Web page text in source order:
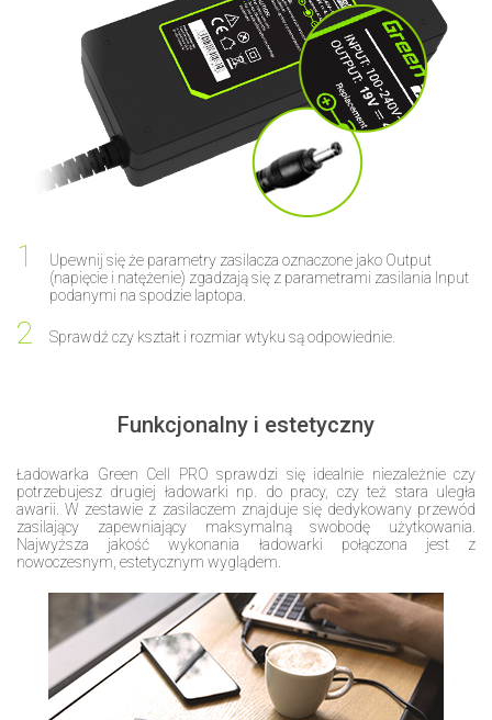
Upewnij się że parametry zasilacza oznaczone jako Output
(napięcie i natężenie) zgadzają się z parametrami zasilania Input
podanymi na spodzie laptopa.
Sprawdź czy kształt i rozmiar wtyku są odpowiednie.
Funkcjonalny i estetyczny
Ładowarka Green Cell PRO sprawdzi się idealnie niezależnie czy
potrzebujesz drugiej ładowarki np. do pracy, czy też stara uległa
awarii. W zestawie z zasilaczem znajduje się dedykowany przewód
zasilający zapewniający maksymalną swobodę użytkowania.
Najwyższa jakość wykonania ładowarki połączona jest z
nowoczesnym, estetycznym wyglądem.